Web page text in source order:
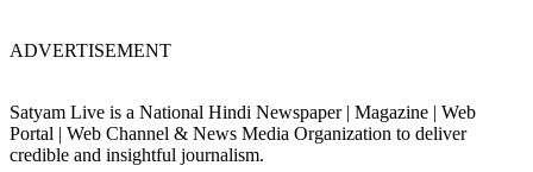
ADVERTISEMENT
Satyam Live is a National Hindi Newspaper | Magazine | Web
Portal | Web Channel & News Media Organization to deliver
credible and insightful journalism.